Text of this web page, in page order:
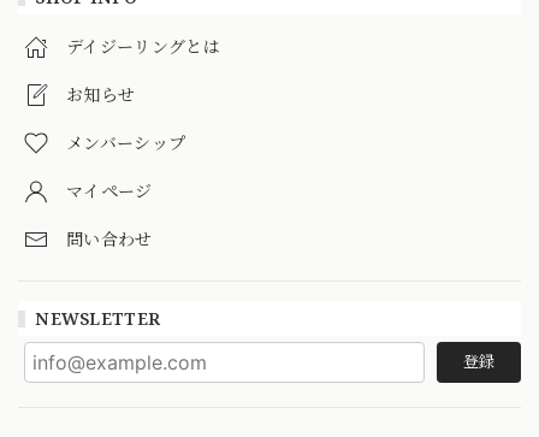
デイジーリングとは
お知らせ
メンバーシップ
マイページ
問い合わせ
NEWSLETTER
登録